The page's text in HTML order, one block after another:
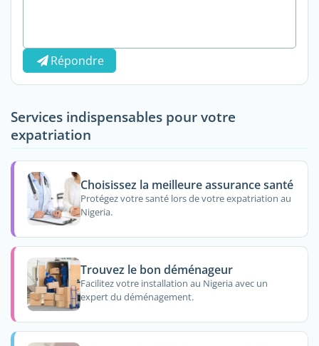
Répondre
Services indispensables pour votre
expatriation
Choisissez la meilleure assurance santé
Protégez votre santé lors de votre expatriation au
Nigeria.
Trouvez le bon déménageur
Facilitez votre installation au Nigeria avec un
expert du déménagement.